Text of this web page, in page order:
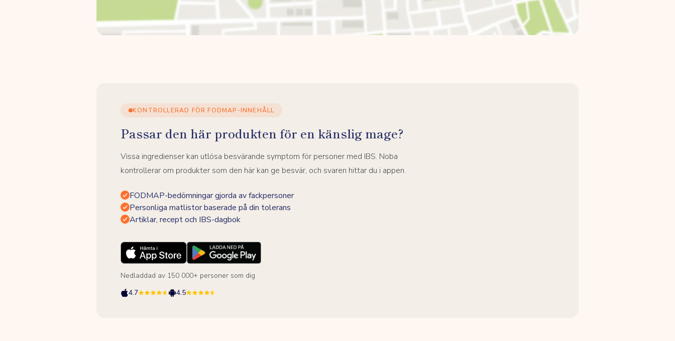
KONTROLLERAD FÖR FODMAP-INNEHÅLL
Passar den här produkten för en känslig mage?
Vissa ingredienser kan utlösa besvärande symptom för personer med IBS. Noba
kontrollerar om produkter som den här kan ge besvär, och svaren hittar du i appen.
FODMAP-bedömningar gjorda av fackpersoner
Personliga matlistor baserade på din tolerans
Artiklar, recept och IBS-dagbok
Nedladdad av 150 000+ personer som dig
4.7
4.5